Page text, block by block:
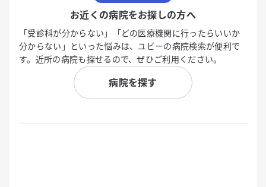
お近くの病院をお探しの方へ
「受診科が分からない」「どの医療機関に行ったらいいか
分からない」といった悩みは、ユビーの病院検索が便利で
す。近所の病院も探せるので、ぜひご利用ください。
病院を探す